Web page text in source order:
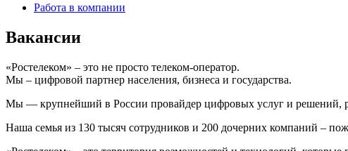
Работа в компании
Вакансии
«Ростелеком» – это не просто телеком-оператор.
Мы – цифровой партнер населения, бизнеса и государства.
Мы — крупнейший в России провайдер цифровых услуг и решений,
Наша семья из 130 тысяч сотрудников и 200 дочерних компаний –